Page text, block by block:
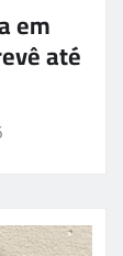
em
até